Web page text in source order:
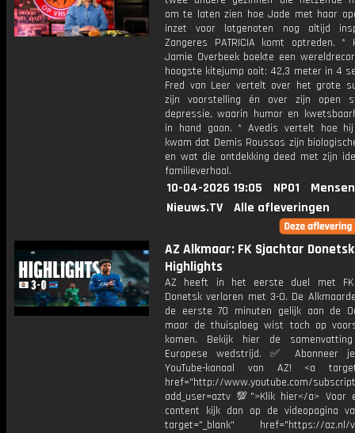
om te laten zien hoe Jade met haar
inzet voor lotgenoten nog altijd
Zangeres PATRICIA komt optreden. *
Jamie Overbeek boekte een
hoogste kitejump ooit: 42,3 meter in 4
Fred van Leer vertelt over het grote
zijn voorstelling én over zijn open
depressie, waarin humor en
in hand gaan. * Avedis vertelt hoe
kwam dat Demis Roussos zijn
en wat die ontdekking deed met zijn
familieverhaal.
10-04-2026 19:05 NPO1
Nieuws.TV
Alle afleveringen
AZ Alkmaar: FK Sjachtar
Highlights
AZ heeft in het eerste duel met FK
Donetsk verloren met 3-0. De
de eerste 70 minuten gelijk aan de
maar de thuisploeg wist toch op
komen. Bekijk hier de
Europese wedstrijd. ✅ Abonneer
YouTube-kanaal van AZ! <a
href="http://www.youtube.com/
add_user=aztv 💯">Klik hier</a> Voor
content kijk dan op de videopagina
target="_blank" href="https://az.nl/